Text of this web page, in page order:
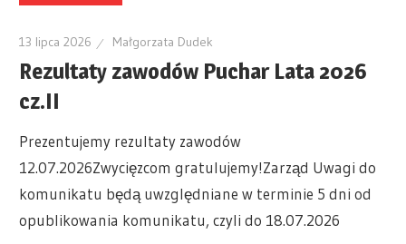
13 lipca 2026 Małgorzata Dudek
Rezultaty zawodów Puchar Lata 2026
cz.II
Prezentujemy rezultaty zawodów
12.07.2026Zwycięzcom gratulujemy!Zarząd Uwagi do
komunikatu będą uwzględniane w terminie 5 dni od
opublikowania komunikatu, czyli do 18.07.2026